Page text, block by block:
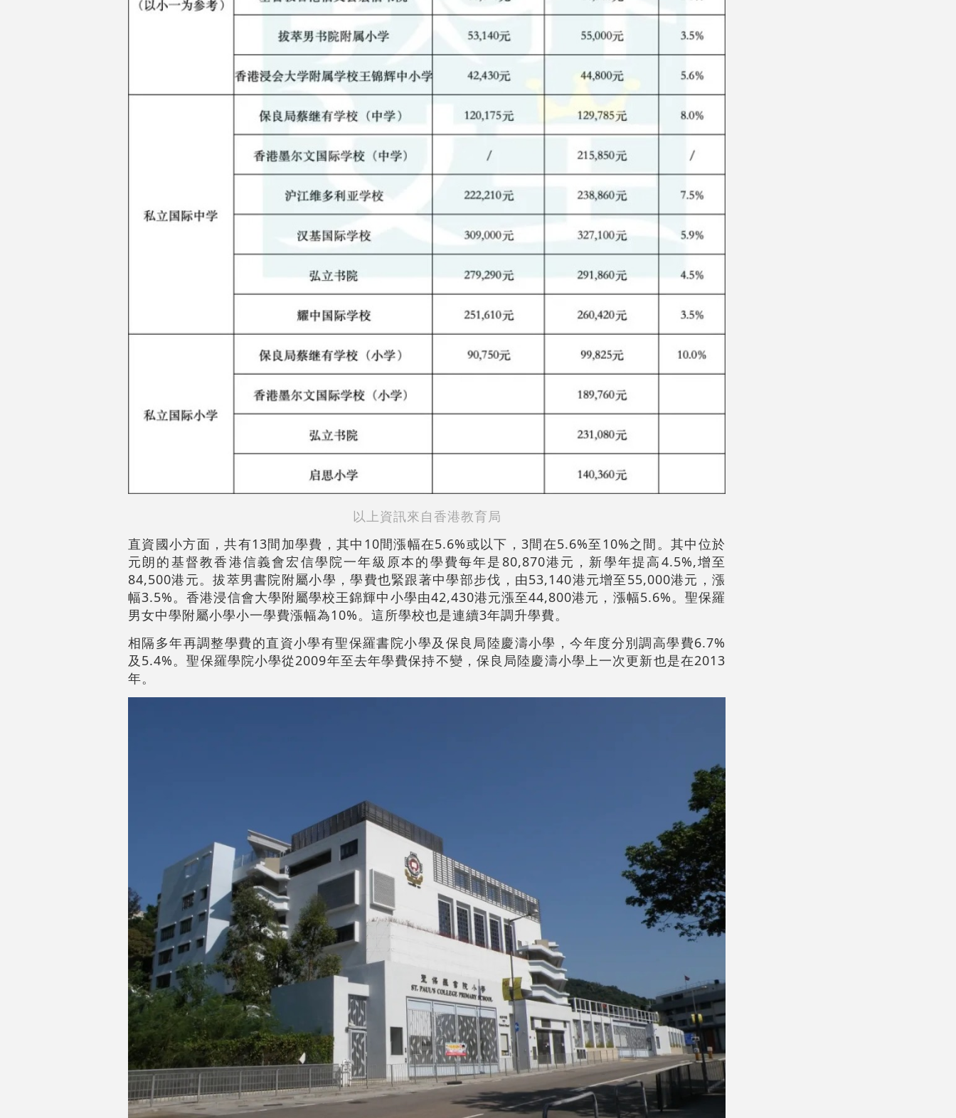
以上資訊來自香港教育局
直資國小方面，共有13間加學費，其中10間漲幅在5.6%或以下，3間在5.6%至10%之間。其中位於
元朗的基督教香港信義會宏信學院一年級原本的學費每年是80,870港元，新學年提高4.5%,增至
84,500港元。拔萃男書院附屬小學，學費也緊跟著中學部步伐，由53,140港元增至55,000港元，漲
幅3.5%。香港浸信會大學附屬學校王錦輝中小學由42,430港元漲至44,800港元，漲幅5.6%。聖保羅
男女中學附屬小學小一學費漲幅為10%。這所學校也是連續3年調升學費。
相隔多年再調整學費的直資小學有聖保羅書院小學及保良局陸慶濤小學，今年度分別調高學費6.7%
及5.4%。聖保羅學院小學從2009年至去年學費保持不變，保良局陸慶濤小學上一次更新也是在2013
年。